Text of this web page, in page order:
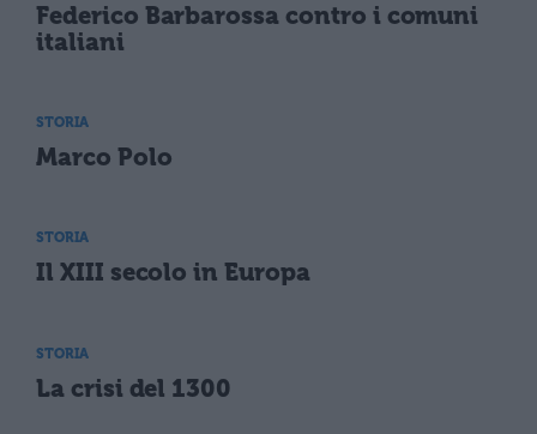
Federico Barbarossa contro i comuni
italiani
STORIA
Marco Polo
STORIA
Il XIII secolo in Europa
STORIA
La crisi del 1300